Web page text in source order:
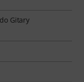
Gitary